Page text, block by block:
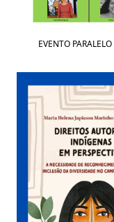
EVENTO